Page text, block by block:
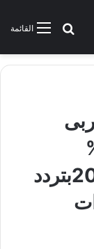
القائمةبحث عن
للمعالجAli بتاريخ2-5-2016بتردد